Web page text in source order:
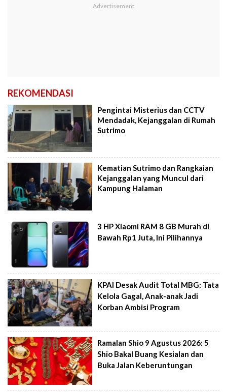
REKOMENDASI
Pengintai Misterius dan CCTV
Mendadak, Kejanggalan di Rumah
Sutrimo
Kematian Sutrimo dan Rangkaian
Kejanggalan yang Muncul dari
Kampung Halaman
3 HP Xiaomi RAM 8 GB Murah di
Bawah Rp1 Juta, Ini Pilihannya
KPAI Desak Audit Total MBG: Tata
Kelola Gagal, Anak-anak Jadi
Korban Ambisi Program
Ramalan Shio 9 Agustus 2026: 5
Shio Bakal Buang Kesialan dan
Buka Jalan Keberuntungan